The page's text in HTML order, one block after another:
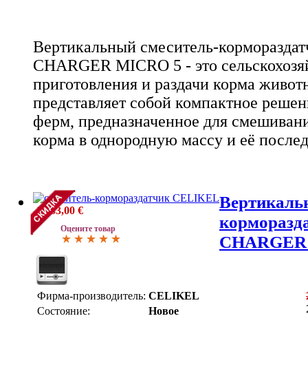
Вертикальный смеситель-
CHARGER MICRO 5 - это
приготовления и раздачи корма
представляет собой компактное
ферм, предназначенное для
корма в однородную массу и её
-1 633,00 €
Оцените товар
Фирма-производитель: CELIKEL
Состояние:
Новое